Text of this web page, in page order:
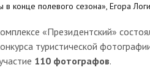
конце полевого сезона», Егора
«Президентский»
туристической
110 фотографов.